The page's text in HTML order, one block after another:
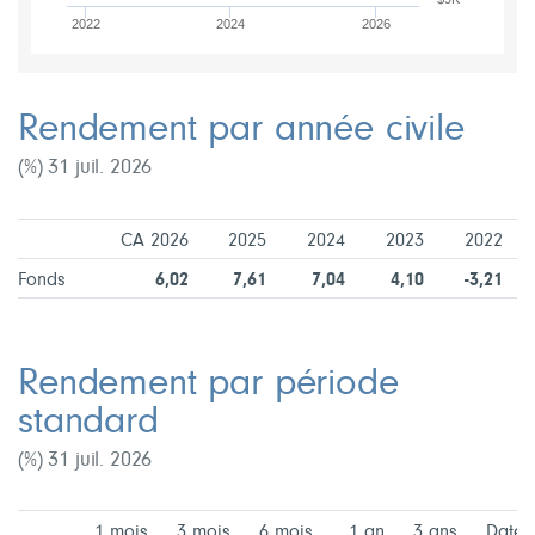
2022 2024 2026
Rendement par année civile
(%) 31 juil. 2026
CA 2026 2025 2024 2023 2022
Fonds 6,02 7,61 7,04 4,10 -3,21
Rendement par période
standard
(%) 31 juil. 2026